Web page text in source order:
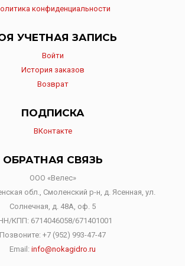
конфиденциальности
УЧЕТНАЯ ЗАПИСЬ
Войти
История заказов
Возврат
ПОДПИСКА
ВКонтакте
ОБРАТНАЯ СВЯЗЬ
ООО «Велес»
обл., Смоленский р-н, д. Ясенная, ул.
Солнечная, д. 48А, оф. 5
КПП: 6714046058/671401001
Позвоните: +7 (952) 993-47-47
Email: info@nokagidro.ru